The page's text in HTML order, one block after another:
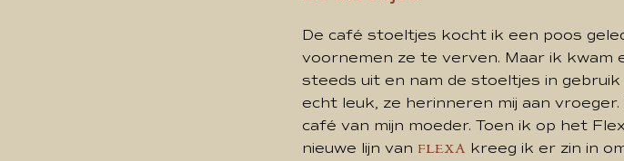
De café stoeltjes kocht ik een poos
voornemen ze te verven. Maar ik kwam
steeds uit en nam de stoeltjes in
echt leuk, ze herinneren mij aan
café van mijn moeder. Toen ik op het
nieuwe lijn van FLEXA kreeg ik er zin in